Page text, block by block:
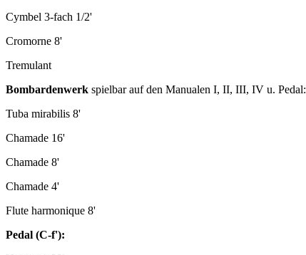
Cymbel 3-fach 1/2'
Cromorne 8'
Tremulant
Bombardenwerk spielbar auf den Manualen I, II, III, IV u. Pedal:
Tuba mirabilis 8'
Chamade 16'
Chamade 8'
Chamade 4'
Flute harmonique 8'
Pedal (C-f'):